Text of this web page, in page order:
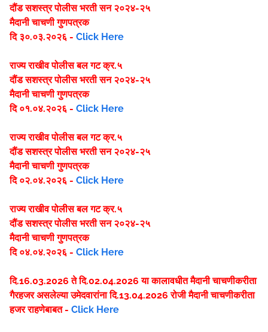
दौंडसशस्त्र पोलीस भरती सन २०२४-२५
मैदानी चाचणी गुणपत्रक
दि ३०.०३.२०२६ - Click Here
राज्य राखीव पोलीस बल गट क्र.५
दौंडसशस्त्र पोलीस भरती सन २०२४-२५
मैदानी चाचणी गुणपत्रक
दि ०१.०४.२०२६ - Click Here
राज्य राखीव पोलीस बल गट क्र.५
दौंडसशस्त्र पोलीस भरती सन २०२४-२५
मैदानी चाचणी गुणपत्रक
दि ०२.०४.२०२६ - Click Here
राज्य राखीव पोलीस बल गट क्र.५
दौंडसशस्त्र पोलीस भरती सन २०२४-२५
मैदानी चाचणी गुणपत्रक
दि ०४.०४.२०२६ - Click Here
दि.16.03.2026 ते दि.02.04.2026 या कालावधीत मैदानी चाचणीकरीता
गैरहजर असलेल्या उमेदवारांना दि.13.04.2026 रोजी मैदानी चाचणीकरीता
हजर राहणेबाबत - Click Here